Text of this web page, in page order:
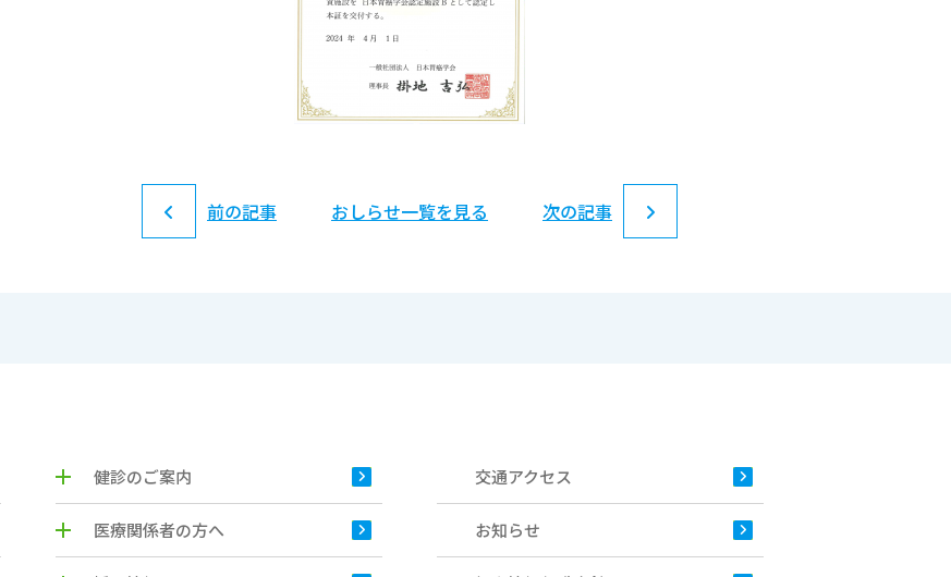
前の記事 おしらせ一覧を見る 次の記事
健診のご案内
医療関係者の方へ
交通アクセス
お知らせ